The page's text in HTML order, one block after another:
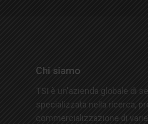
Chi siamo
TSI è un'azienda globale di
specializzata nella ricerca,
commercializzazione di